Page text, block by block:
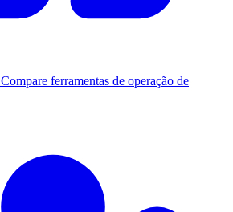
Compare ferramentas de operação de